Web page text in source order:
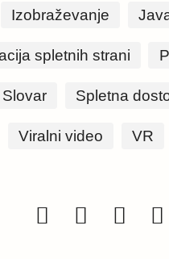
Izobraževanje
spletnih strani
Slovar Spletna
Viralni video VR